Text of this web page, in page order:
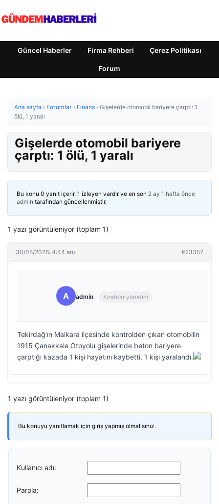
Güncel Haberler Firma Rehberi Çerez Politikası
Forum
Ana sayfa › Forumlar › Finans › Gişelerde otomobil bariyere çarptı: 1
ölü, 1 yaralı
Gişelerde otomobil bariyere
çarptı: 1 ölü, 1 yaralı
Bu konu 0 yanıt içerir, 1 izleyen vardır ve en son 2 ay 1 hafta önce
admin tarafından güncellenmiştir.
1 yazı görüntüleniyor (toplam 1)
30/05/2026: 4:44 am #23357
A admin Anahtar yönetici
Tekirdağ’ın Malkara ilçesinde kontrolden çıkan otomobilin
1915 Çanakkale Otoyolu gişelerinde beton bariyere
çarptığı kazada 1 kişi hayatını kaybetti, 1 kişi yaralandı.
1 yazı görüntüleniyor (toplam 1)
Bu konuyu yanıtlamak için giriş yapmış olmalısınız.
Kullanıcı adı:
Parola: